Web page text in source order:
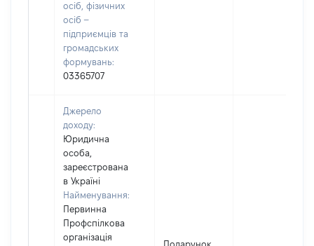
осіб, фізичних
осіб –
підприємців та
громадських
формувань:
03365707
Джерело
доходу:
Юридична
особа,
зареєстрована
в Україні
Найменування:
Первинна
Профспілкова
організація
Подарунок